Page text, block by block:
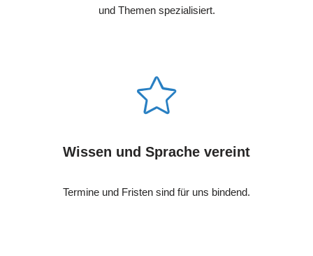
und Themen spezialisiert.
Wissen und Sprache vereint
Termine und Fristen sind für uns bindend.